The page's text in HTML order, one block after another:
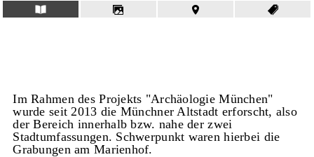
Im Rahmen des Projekts "Archäologie München"
wurde seit 2013 die Münchner Altstadt erforscht, also
der Bereich innerhalb bzw. nahe der zwei
Stadtumfassungen. Schwerpunkt waren hierbei die
Grabungen am Marienhof.